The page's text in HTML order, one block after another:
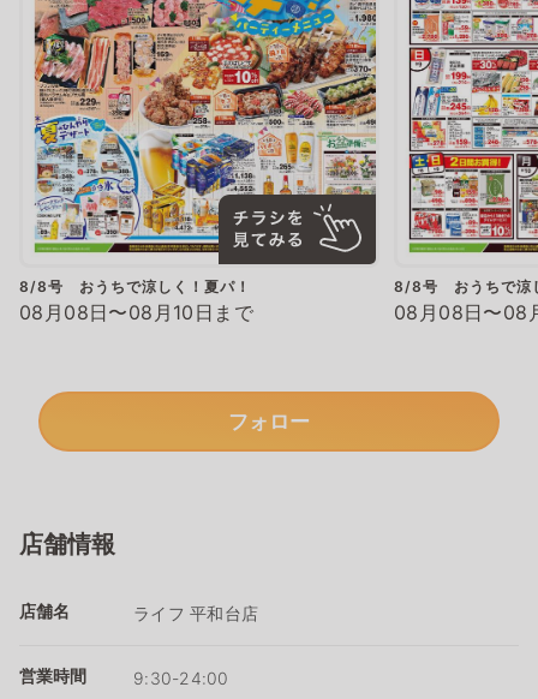
8/8号 おうちで涼しく！夏パ！
08月08日〜08月10日まで
8/8号 おうちで涼
08月08日〜08
フォロー
店舗情報
店舗名 ライフ 平和台店
営業時間 9:30-24:00